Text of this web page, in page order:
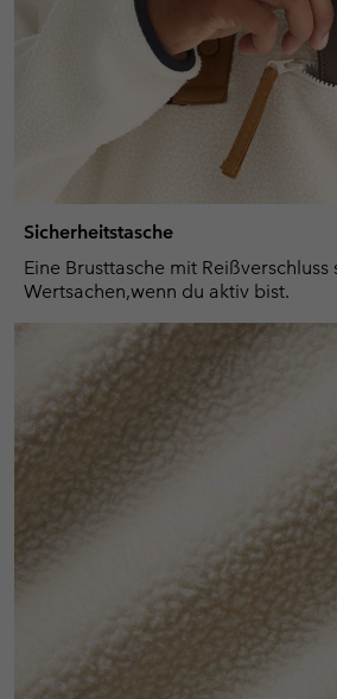
Sicherheitstasche
Eine Brusttasche mit Reißverschluss
Wertsachen,wenn du aktiv bist.